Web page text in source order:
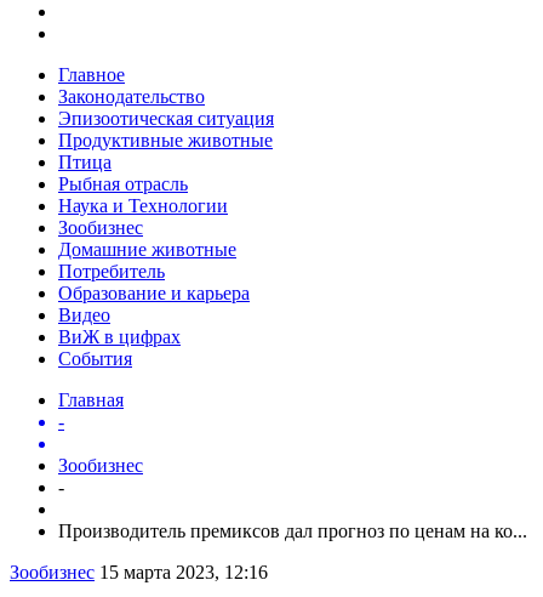
Главное
Законодательство
Эпизоотическая ситуация
Продуктивные животные
Птица
Рыбная отрасль
Наука и Технологии
Зообизнес
Домашние животные
Потребитель
Образование и карьера
Видео
ВиЖ в цифрах
События
Главная
-
Зообизнес
-
Производитель премиксов дал прогноз по ценам на ко...
Зообизнес 15 марта 2023, 12:16